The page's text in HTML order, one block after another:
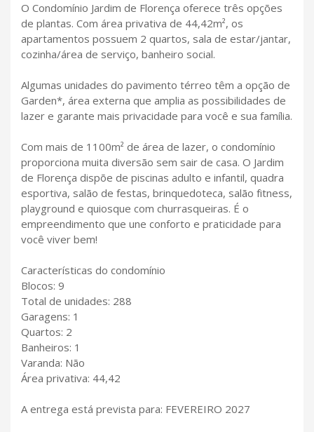
O Condomínio Jardim de Florença oferece três opções
de plantas. Com área privativa de 44,42m², os
apartamentos possuem 2 quartos, sala de estar/jantar,
cozinha/área de serviço, banheiro social.
Algumas unidades do pavimento térreo têm a opção de
Garden*, área externa que amplia as possibilidades de
lazer e garante mais privacidade para você e sua família.
Com mais de 1100m² de área de lazer, o condomínio
proporciona muita diversão sem sair de casa. O Jardim
de Florença dispõe de piscinas adulto e infantil, quadra
esportiva, salão de festas, brinquedoteca, salão fitness,
playground e quiosque com churrasqueiras. É o
empreendimento que une conforto e praticidade para
você viver bem!
Características do condomínio
Blocos: 9
Total de unidades: 288
Garagens: 1
Quartos: 2
Banheiros: 1
Varanda: Não
Área privativa: 44,42
A entrega está prevista para: FEVEREIRO 2027